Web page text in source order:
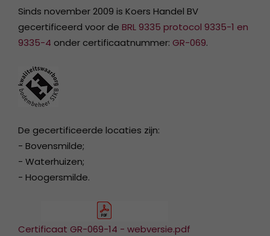
Sinds november 2009 is Koers Handel BV
gecertificeerd voor de BRL 9335 protocol 9335-1 en
9335-4 onder certificaatnummer: GR-069.
De gecertificeerde locaties zijn:
- Bovensmilde;
- Waterhuizen;
- Hoogersmilde.
Certificaat GR-069-14 - webversie.pdf